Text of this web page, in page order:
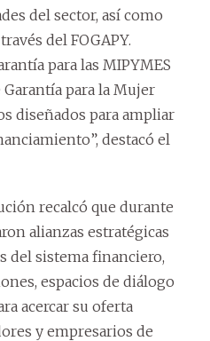
del sector, así como
del FOGAPY.
para las MIPYMES
para la Mujer
diseñados para ampliar
destacó el
recalcó que durante
alianzas estratégicas
del sistema financiero,
espacios de diálogo
acercar su oferta
y empresarios de